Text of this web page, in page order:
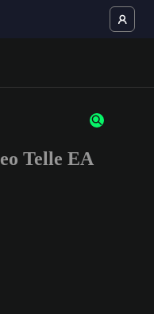
or numbers
Telle EA